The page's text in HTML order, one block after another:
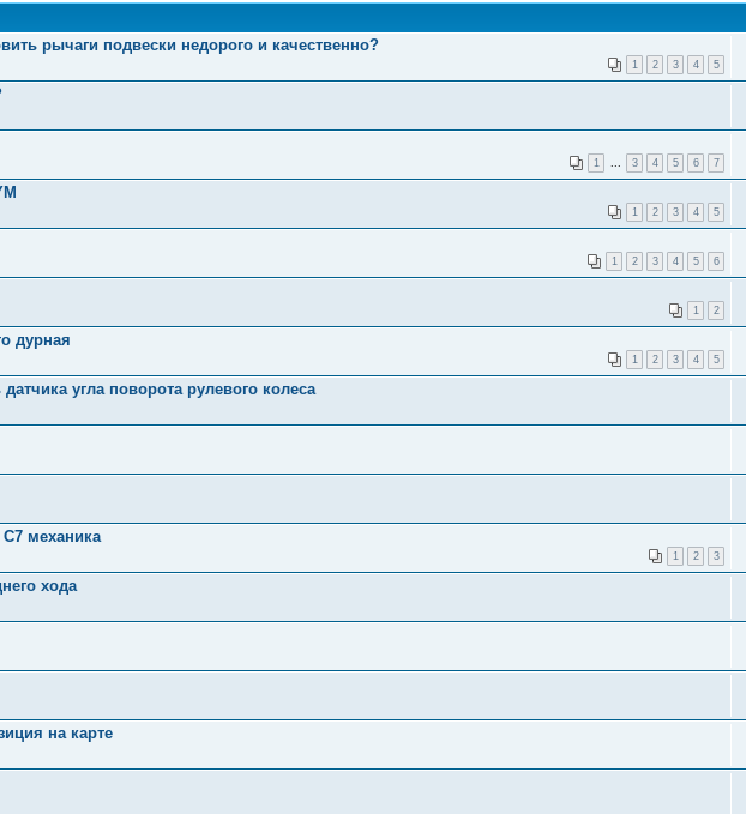
рычаги подвески недорого и качественно?
1 2 3 4 5
1 ... 3 4 5 6 7
1 2 3 4 5
1 2 3 4 5 6
1 2
дурная
1 2 3 4 5
угла поворота рулевого колеса
механика
1 2 3
хода
на карте